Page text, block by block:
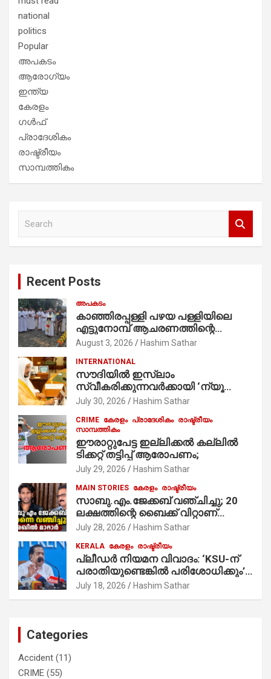
national
politics
Popular
അപകടം
ആരോഗ്യം
ഇന്ത്യ
കേരളം
ഗൾഫ്
പ്രാദേശികം
രാഷ്ട്രീയം
സാമ്പത്തികം
Recent Posts
അപകടം
കാഞ്ഞിരപ്പള്ളി പഴയ പള്ളിയിലെ
എട്ടുനോമ്പ് ആചരണത്തിന്റെ
ഭാഗമായുള്ള പന്തലിന്റെ കാൽനാട്ട്
കുര്യൻ താമരശ്ശേരി
നിർവഹിക്കുന്നു.
August 3, 2026 Hashim Sathar
INTERNATIONAL
സൗദിയില്‍ ഇസ്‌ലാം
സ്വീകരിക്കുന്നവര്‍ക്കായി ‘ന്യൂ
മുസ്ലിം’ ഡിജിറ്റല്‍ കാര്‍ഡ് സേവനം
July 30, 2026 Hashim Sathar
CRIME കേരളം പ്രാദേശികം രാഷ്ട്രീയം
സാമ്പത്തികം
ഈരാറ്റുപേട്ട ഇല്ലിക്കൽ കല്ലിൽ
ടിക്കറ്റ് തട്ടിപ്പ് ആരോപണം;
July 29, 2026 Hashim Sathar
MAIN STORIES കേരളം രാഷ്ട്രീയം
സാബു.എം.ജേക്കബ് വഞ്ചിച്ചു; 20
ലക്ഷത്തിന്റെ ബൈക്ക് വിറ്റാണ്
തൃക്കാക്കരയില്‍ മത്സരിച്ചത്!
മാത്രമാണ് ഉണ്ടായിരുന്നത്;
സാബുവിന്റേത് വ്യക്തിപരമായ
നേട്ടത്തിനുള്ള പാര്‍ട്ടി; ഇപ്പോള്‍
ഫോണ്‍ വിളിച്ചാല്‍ എടുക്കില്ല;
തിരഞ്ഞെടുപ്പിലെ ദുരനുഭവങ്ങള്‍
July 28, 2026 Hashim Sathar
KERALA കേരളം രാഷ്ട്രീയം
പ്ലീഡർ നിയമന വിവാദം: ‘KSU-ന്
പരാതിയുണ്ടെങ്കിൽ പരിശോധിക്കും’;
രമേശ് ചെന്നിത്തല
July 18, 2026 Hashim Sathar
Categories
Accident (11)
CRIME (55)